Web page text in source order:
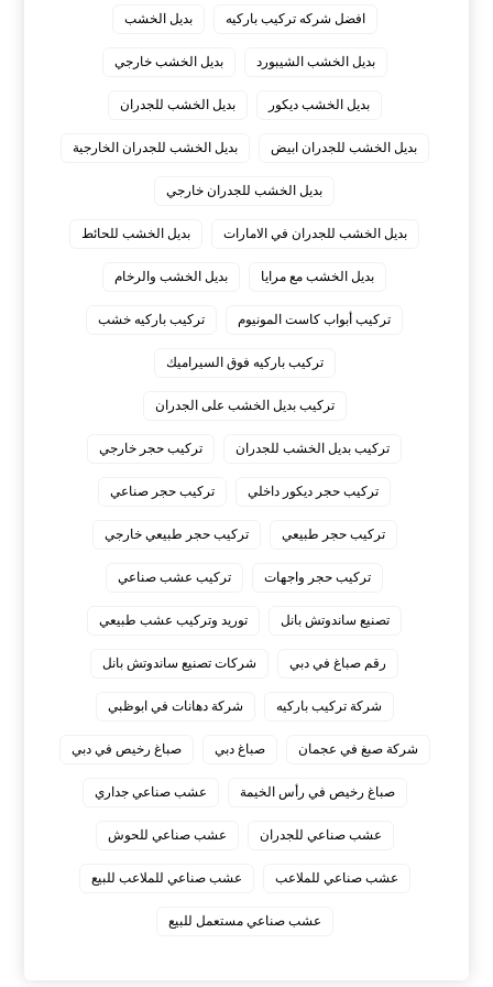
افضل شركه تركيب باركيه بديل الخشب
بديل الخشب الشيبورد بديل الخشب خارجي
بديل الخشب ديكور بديل الخشب للجدران
بديل الخشب للجدران ابيض بديل الخشب للجدران الخارجية
بديل الخشب للجدران خارجي
بديل الخشب للجدران في الامارات بديل الخشب للحائط
بديل الخشب مع مرايا بديل الخشب والرخام
تركيب أبواب كاست المونيوم تركيب باركيه خشب
تركيب باركيه فوق السيراميك
تركيب بديل الخشب على الجدران
تركيب بديل الخشب للجدران تركيب حجر خارجي
تركيب حجر ديكور داخلي تركيب حجر صناعي
تركيب حجر طبيعي تركيب حجر طبيعي خارجي
تركيب حجر واجهات تركيب عشب صناعي
تصنيع ساندوتش بانل توريد وتركيب عشب طبيعي
رقم صباغ في دبي شركات تصنيع ساندوتش بانل
شركة تركيب باركيه شركة دهانات في ابوظبي
شركة صبغ في عجمان صباغ دبي صباغ رخيص في دبي
صباغ رخيص في رأس الخيمة عشب صناعي جداري
عشب صناعي للجدران عشب صناعي للحوش
عشب صناعي للملاعب عشب صناعي للملاعب للبيع
عشب صناعي مستعمل للبيع